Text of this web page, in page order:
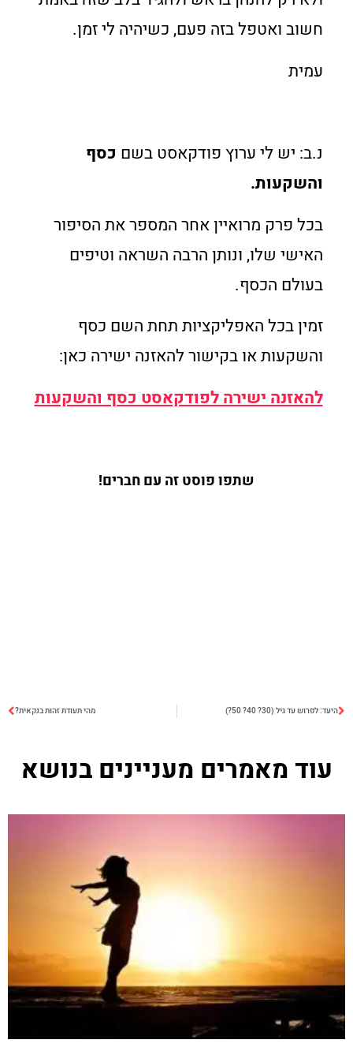
חשוב ואטפל בזה פעם, כשיהיה לי זמן.
עמית
נ.ב: יש לי ערוץ פודקאסט בשם כסף
והשקעות.
בכל פרק מרואיין אחר המספר את הסיפור
האישי שלו, ונותן הרבה השראה וטיפים
בעולם הכסף.
זמין בכל האפליקציות תחת השם כסף
והשקעות או בקישור להאזנה ישירה כאן:
להאזנה ישירה לפודקאסט כסף והשקעות
שתפו פוסט זה עם חברים!
היעד: לפרוש עד גיל (30? 40? 50?) מהי תעודת זהות בנקאית?
עוד מאמרים מעניינים בנושא